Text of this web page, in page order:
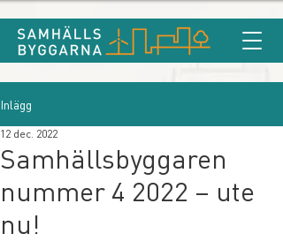
Inlägg
Samhällsbyggaren
nummer 4 2022 – ute
nu!
12 dec. 2022